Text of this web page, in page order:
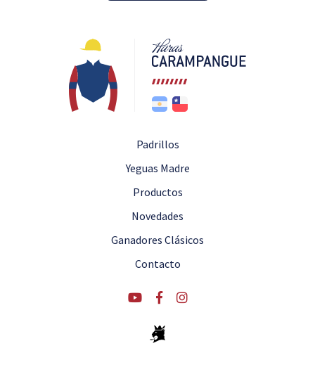
Padrillos
Yeguas Madre
Productos
Novedades
Ganadores Clásicos
Contacto